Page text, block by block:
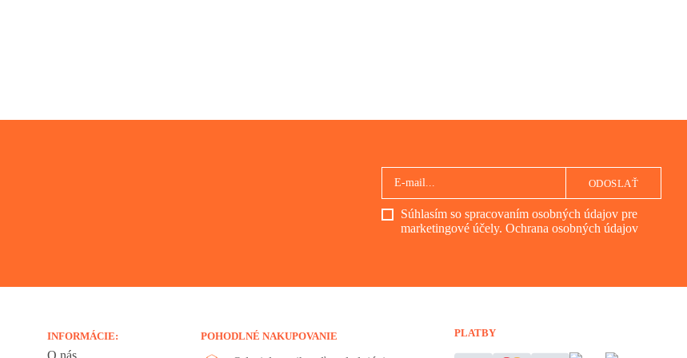
Súhlasím so spracovaním osobných údajov pre
marketingové účely. Ochrana osobných údajov
ODOSLAŤ
INFORMÁCIE:
O nás
POHODLNÉ NAKUPOVANIE PLATBY